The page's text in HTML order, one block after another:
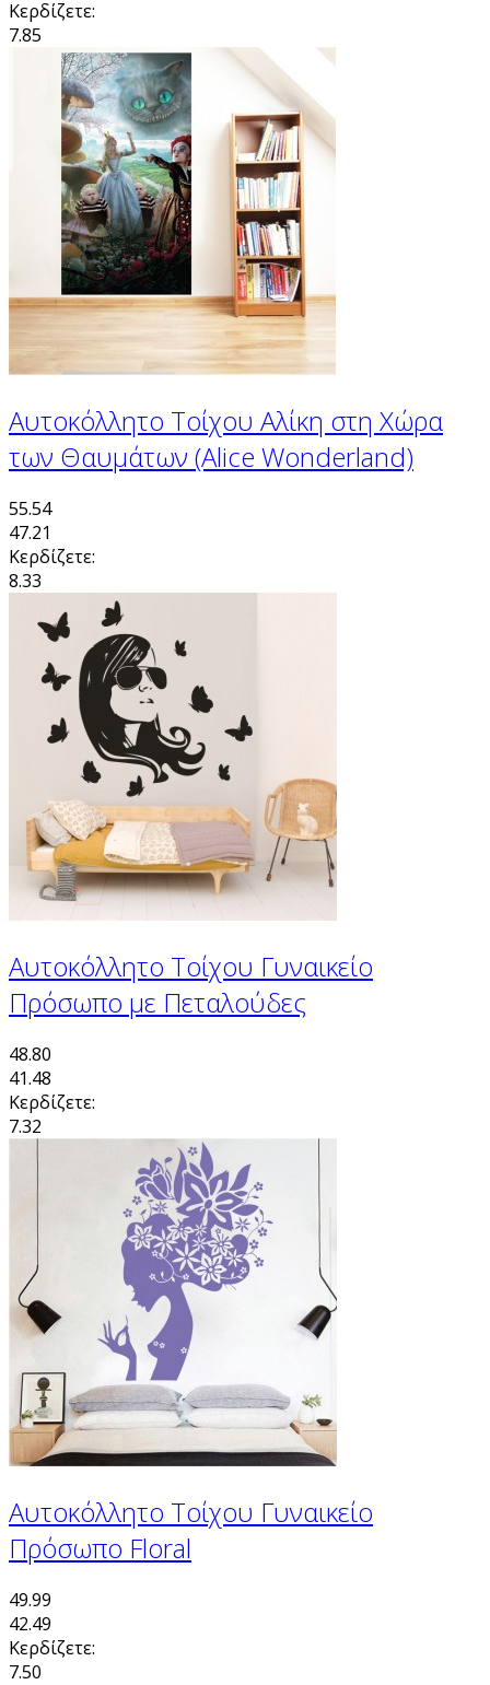
Κερδίζετε:
7.85
Αυτοκόλλητο Τοίχου Αλίκη στη Χώρα
των Θαυμάτων (Alice Wonderland)
55.54
47.21
Κερδίζετε:
8.33
Αυτοκόλλητο Τοίχου Γυναικείο
Πρόσωπο με Πεταλούδες
48.80
41.48
Κερδίζετε:
7.32
Αυτοκόλλητο Τοίχου Γυναικείο
Πρόσωπο Floral
49.99
42.49
Κερδίζετε:
7.50